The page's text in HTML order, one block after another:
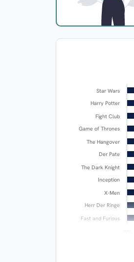
Star Wars
Harry Potter
Fight Club
Game of Thrones
The Hangover
Der Pate
The Dark Knight
Inception
X-Men
Herr Der Ringe
Fast and Furious